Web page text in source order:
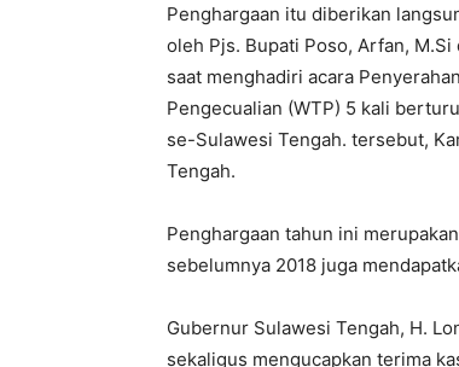
Penghargaan itu diberikan
oleh Pjs. Bupati Poso, Arfan, M.Si
saat menghadiri acara
Pengecualian (WTP) 5 kali
se-Sulawesi Tengah. tersebut,
Tengah.
Penghargaan tahun ini
sebelumnya 2018 juga
Gubernur Sulawesi Tengah, H.
sekaligus mengucapkan terima